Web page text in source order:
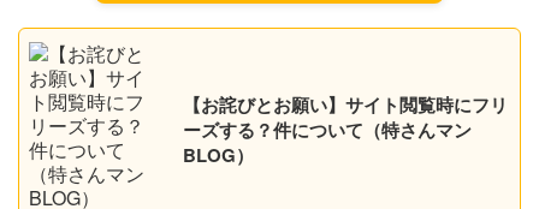
【お詫びとお願い】サイト閲覧時にフリ
ーズする？件について（特さんマン
BLOG）